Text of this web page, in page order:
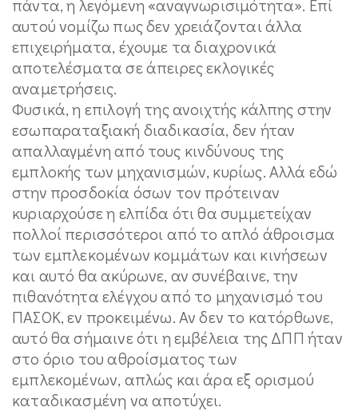
πάντα, η λεγόμενη «αναγνωρισιμότητα». Επί
αυτού νομίζω πως δεν χρειάζονται άλλα
επιχειρήματα, έχουμε τα διαχρονικά
αποτελέσματα σε άπειρες εκλογικές
αναμετρήσεις.
Φυσικά, η επιλογή της ανοιχτής κάλπης στην
εσωπαραταξιακή διαδικασία, δεν ήταν
απαλλαγμένη από τους κινδύνους της
εμπλοκής των μηχανισμών, κυρίως. Αλλά εδώ
στην προσδοκία όσων τον πρότειναν
κυριαρχούσε η ελπίδα ότι θα συμμετείχαν
πολλοί περισσότεροι από το απλό άθροισμα
των εμπλεκομένων κομμάτων και κινήσεων
και αυτό θα ακύρωνε, αν συνέβαινε, την
πιθανότητα ελέγχου από το μηχανισμό του
ΠΑΣΟΚ, εν προκειμένω. Αν δεν το κατόρθωνε,
αυτό θα σήμαινε ότι η εμβέλεια της ΔΠΠ ήταν
στο όριο του αθροίσματος των
εμπλεκομένων, απλώς και άρα εξ ορισμού
καταδικασμένη να αποτύχει.